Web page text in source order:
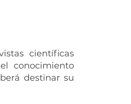
científicas
conocimiento
destinar su